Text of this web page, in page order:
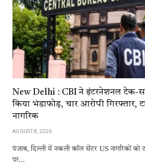
New Delhi : CBI ने इंटरनेशनल टेक-
किया भंडाफोड़, चार आरोपी गिरफ्तार,
नागरिक
AUGUST 8, 2026
पंजाब, दिल्ली में नकली कॉल सेंटर US नागरिकों
पर…